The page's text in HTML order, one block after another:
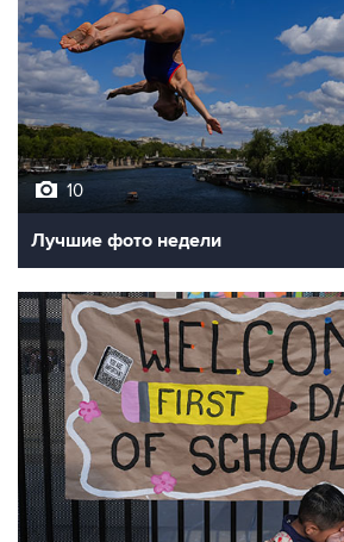
10
Лучшие фото недели